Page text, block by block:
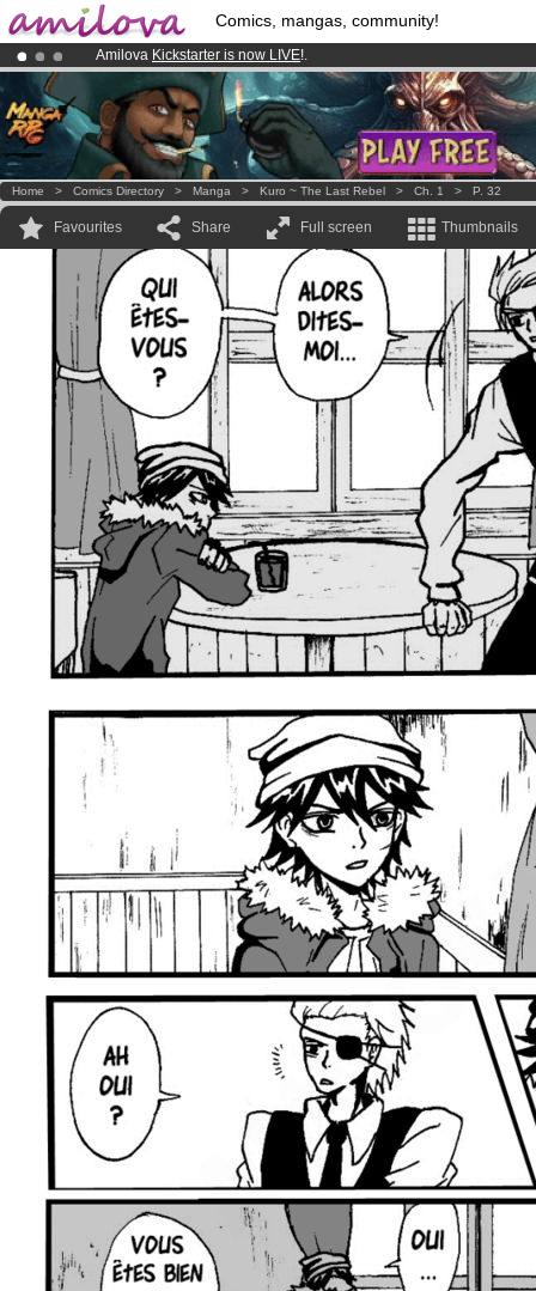
Comics, mangas, community!
Amilova Kickstarter is now LIVE!.
Already 100000membersand 1000comics & mangas!.
Premium membership from3.95 euros per month !Get membership
Home > Comics Directory > Manga > Kuro ~ The Last Rebel > Ch. 1 > P. 32
Favourites Share Full screen Thumbnails